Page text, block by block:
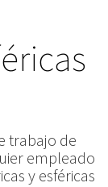
trabajo de
empleado
y esféricas